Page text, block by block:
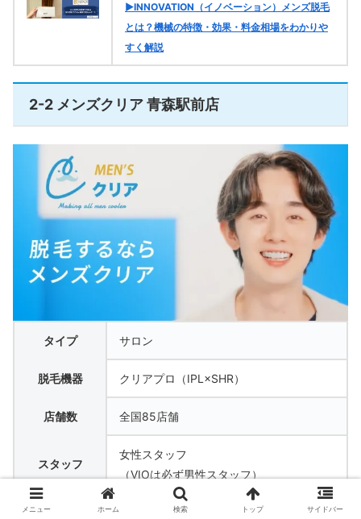
▶INNOVATION（イノベーション）メンズ脱毛
とは？機械の特徴・効果・料金相場をわかりや
すく解説
2-2 メンズクリア 青森駅前店
タイプ サロン
脱毛機器 クリアプロ（IPL×SHR）
店舗数 全国85店舗
スタッフ
女性スタッフ
（VIOは必ず男性スタッフ）
予約方法 専用アプリあり
メニュー ホーム 検索 トップ サイドバー